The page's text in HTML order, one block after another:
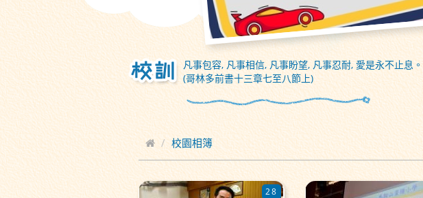
凡事包容, 凡事相信, 凡事盼望, 凡事忍耐, 愛是永不止息。
(哥林多前書十三章七至八節上)
校園相簿
28